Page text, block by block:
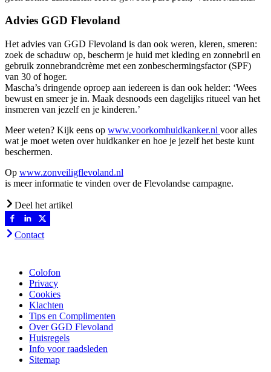
Advies GGD Flevoland
Het advies van GGD Flevoland is dan ook weren, kleren, smeren:
zoek de schaduw op, bescherm je huid met kleding en zonnebril en
gebruik zonnebrandcrème met een zonbeschermingsfactor (SPF)
van 30 of hoger.
Mascha’s dringende oproep aan iedereen is dan ook helder: ‘Wees
bewust en smeer je in. Maak desnoods een dagelijks ritueel van het
insmeren van jezelf en je kinderen.’
Meer weten? Kijk eens op www.voorkomhuidkanker.nl voor alles
wat je moet weten over huidkanker en hoe je jezelf het beste kunt
beschermen.
Op www.zonveiligflevoland.nl
is meer informatie te vinden over de Flevolandse campagne.
Deel het artikel
Contact
Colofon
Privacy
Cookies
Klachten
Tips en Complimenten
Over GGD Flevoland
Huisregels
Info voor raadsleden
Sitemap